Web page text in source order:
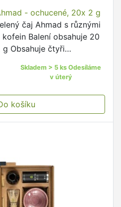
- ochucené, 20x 2 g
čaj Ahmad s různými
Balení obsahuje 20
Obsahuje čtyři
…
Skladem > 5 ks Odesíláme
v úterý
košíku